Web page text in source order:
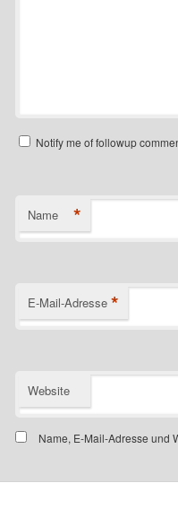
Notify me of followup
Name *
E-Mail-Adresse *
Website
Name, E-Mail-Adresse und